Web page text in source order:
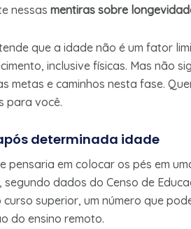
nessas mentiras sobre
que a idade não é um fator
inclusive físicas. Mas não
e caminhos nesta fase.
para você.
determinada idade
pensaria em colocar os pés em
dados do Censo de
superior, um número que
do ensino remoto.